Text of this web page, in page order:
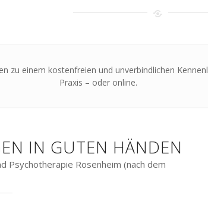
zu einem kostenfreien und unverbindlichen
Praxis – oder online.
IN GUTEN HÄNDEN
Psychotherapie Rosenheim (nach dem